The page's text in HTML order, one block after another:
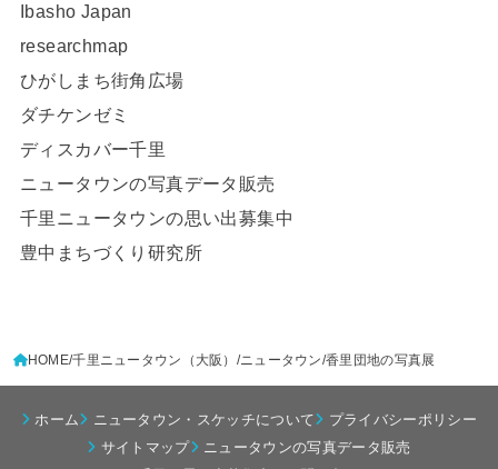
Ibasho Japan
researchmap
ひがしまち街角広場
ダチケンゼミ
ディスカバー千里
ニュータウンの写真データ販売
千里ニュータウンの思い出募集中
豊中まちづくり研究所
HOME 千里ニュータウン（大阪） ニュータウン 香里団地の写真展
ホーム ニュータウン・スケッチについて
プライバシーポリシー
サイトマップ
ニュータウンの写真データ販売